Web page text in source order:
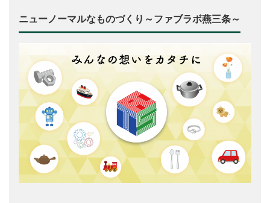
ニューノーマルなものづくり～ファブラボ燕三条～